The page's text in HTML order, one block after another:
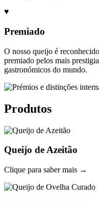
♥
Premiado
O nosso queijo é
premiado pelos mais
gastronómicos do mundo.
Produtos
Queijo de Azeitão
Clique para saber mais →